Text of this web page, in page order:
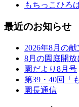
もちっこひろ
最近のお知らせ
2026年8月の献
8月の園庭開放
園だより8月号
第39・40回「
園長通信